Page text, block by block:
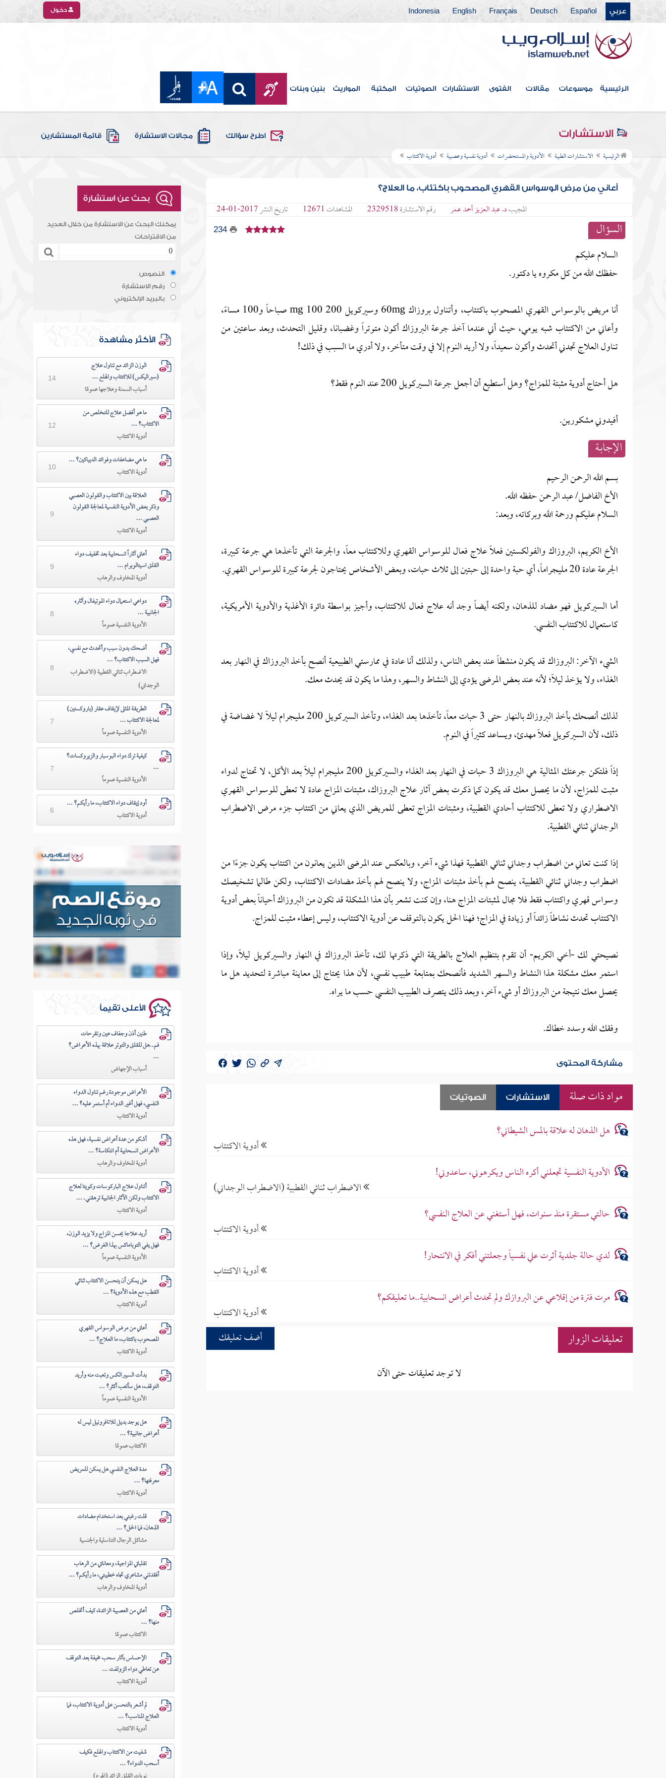
عربي Español
Deutsch
Français
English
Indonesia دخول
الرئيسية موسوعات مقالات الفتوى الاستشارات الصوتيات المكتبة المواريث بنين وبنات
الاستشارات اطرح سؤالك مجالات الاستشارة قائمة المستشارين
الرئيسية الاستشارات الطبية الأدوية والمستحضرات أدوية نفسية وعصبية أدوية الاكتئاب
أعاني من مرض الوسواس القهري المصحوب باكتئاب، ما العلاج؟
المجيبد. عبد العزيز أحمد عمر رقم الاستشارة2329518 المشاهدات12671 تاريخ النشر2017-01-24
السؤال 234
السلام عليكم
حفظك الله من كل مكروه يا دكتور.
أنا مريض بالوسواس القهري المصحوب باكتئاب، وأتناول بروزاك 60mg وسيركويل 200 mg 100 صباحاً و100 مساءً،
وأعاني من الاكتئاب شبه يومي، حيث أني عندما آخذ جرعة البروزاك أكون متوتراً وغضبانا، وقليل التحدث، وبعد ساعتين من
تناول العلاج تجدني أتحدث وأكون سعيداً، ولا أريد النوم إلا في وقت متأخر، ولا أدري ما السبب في ذلك!
هل أحتاج أدوية مثبتة للمزاج؟ وهل أستطيع أن أجعل جرعة السيركويل 200 عند النوم فقط؟
أفيدوني مشكورين.
الإجابــة
بسم الله الرحمن الرحيم
الأخ الفاضل/ عبد الرحمن حفظه الله.
السلام عليكم ورحمة الله وبركاته، وبعد:
الأخ الكريم، البروزاك والفولكستين فعلاً علاج فعال للوسواس القهري وللاكتئاب معاً، والجرعة التي تأخذها هي جرعة كبيرة،
الجرعة عادة 20 مليجراماً، أي حبة واحدة إلى حبتين إلى ثلاث حبات، وبعض الأشخاص يحتاجون لجرعة كبيرة للوسواس القهري.
أما السيركويل فهو مضاد للذهان، ولكنه أيضاً وجد أنه علاج فعال للاكتئاب، وأجيز بواسطة دائرة الأغذية والأدوية الأمريكية،
كاستعمال للاكتئاب النفسي.
الشيء الآخر: البروزاك قد يكون منشطاً عند بعض الناس، ولذلك أنا عادة في ممارستي الطبيعية أنصح بأخذ البروزاك في النهار بعد
الغذاء، ولا يؤخذ ليلاً؛ لأنه عند بعض المرضى يؤدي إلى النشاط والسهر، وهذا ما يكون قد يحدث معك.
لذلك أنصحك بأخذ البروزاك بالنهار حتى 3 حبات معاً، تأخذها بعد الغذاء، وتأخذ السيركويل 200 مليجرام ليلاً لا غضاضة في
ذلك، لأن السيركويل فعلاً مهدئ، ويساعد كثيراً في النوم.
إذاً فلتكن جرعتك المثالية هي البروزاك 3 حبات في النهار بعد الغذاء والسيركويل 200 مليجرام ليلاً بعد الأكل، لا تحتاج لدواء
مثبت للمزاج، لأن ما يحصل معك قد يكون كما ذكرت بعض آثار علاج البروزاك، مثبتات المزاج عادة لا تعطى للوسواس القهري
الاضطراري ولا تعطى للاكتئاب أحادي القطبية، ومثبتات المزاج تعطى للمريض الذي يعاني من اكتئاب جزء مرض الاضطراب
الوجداني ثنائي القطبية.
إذا كنت تعاني من اضطراب وجداني ثنائي القطبية فهذا شيء آخر، وبالعكس عند المرضى الذين يعانون من اكتئاب يكون جزءًا من
اضطراب وجداني ثنائي القطبية، ينصح لهم بأخذ مثبتات المزاج، ولا ينصح لهم بأخذ مضادات الاكتئاب، ولكن طالما تشخيصك
وسواس قهري واكتئاب فقط فلا مجال لمثبتات المزاج هنا، وإن كنت تشعر بأن هذا المشكلة قد تكون من البروزاك أحياناً بعض أدوية
الاكتئاب تحدث نشاطاً زائداً أو زيادة في المزاج؛ فهنا الحل يكون بالتوقف عن أدوية الاكتئاب، وليس إعطاء مثبت للمزاج.
نصيحتي لك -أخي الكريم- أن تقوم بتنظيم العلاج بالطريقة التي ذكرتها لك، تأخذ البروزاك في النهار والسيركويل ليلاً، وإذا
استمر معك مشكلة هذا النشاط والسهر الشديد فأنصحك بمتابعة طبيب نفسي، لأن هذا يحتاج إلى معاينة مباشرة لتحديد هل ما
يحصل معك نتيجة من البروزاك أو شيء آخر، وبعد ذلك يتصرف الطبيب النفسي حسب ما يراه.
وفقك الله وسدد خطاك.
مشاركة المحتوى
مواد ذات صلة الاستشارات الصوتيات
هل الذهان له علاقة بالمس الشيطاني؟
أدوية الاكتئاب
الأدوية النفسية تجعلني أكره الناس ويكرهوني، ساعدوني!
الاضطراب ثنائي القطبية (الاضطراب الوجداني)
حالتي مستقرة منذ سنوات، فهل أستغني عن العلاج النفسي؟
أدوية الاكتئاب
لدي حالة جلدية أثرت علي نفسياً وجعلتني أفكر في الانتحار!
أدوية الاكتئاب
مرت فترة من إقلاعي عن البروازك ولم تحدث أعراض انسحابية..ما تعليقكم؟
أدوية الاكتئاب
تعليقات الزوار
أضف تعليقك
لا توجد تعليقات حتى الآن
بحث عن استشارة
يمكنك البحث عن الاستشارة من خلال العديد
من الاقتراحات
النصوص
رقم الاستشارة
بالبريد الإلكتروني
الأكثر مشاهدة
الوزن الزائد مع تناول علاج
(سبراليكس) للاكتئاب والهلع ...
أسباب السمنة وعلاجها عمومًا
14
ما هو أفضل علاج للتخلص من
الاكتئاب؟ ...
أدوية الاكتئاب
12
ما هي مضاعفات وفوائد الديباكين؟ ...
أدوية الاكتئاب
10
العلاقة بين الاكتئاب والقولون العصبي
وذكر بعض الأدوية النفسية لمعالجة القولون
العصبي ...
أدوية الاكتئاب
9
أعاني آثاراً انسحابية بعد تخفيف دواء
القلق اسيتالوبرام ...
أدوية المخاوف والرهاب
9
دواعي استعمال دواء الموتيفال وآثاره
الجانبية ...
الأدوية النفسية عموماً
8
أضحك بدون سبب وأتحدث مع نفسي،
فهل السبب الاكتئاب؟ ...
الاضطراب ثنائي القطبية (الاضطراب
الوجداني)
8
الطريقة المثلى لإيقاف عقار (باروكستين)
لمعالجة الاكتئاب ...
الأدوية النفسية عموماً
7
كيفية ترك دواء البوسبار والزيروكسات؟
...
الأدوية النفسية عموماً
7
أود إيقاف دواء الاكتئاب، ما رأيكم؟ ...
أدوية الاكتئاب
6
الأعلى تقيماً
طنين أذن وجفاف عين وتقرحات
فم..هل للقلق والتوتر علاقة بهذه الأعراض؟
...
أسباب الإجهاض
الأعراض موجودة رغم تناول الدواء
النفسي، فهل أغير الدواء أم أستمر عليه؟ ...
أدوية الاكتئاب
أشكو من عدة أعراض نفسية، فهل هذه
الأعراض انسحابية أم انتكاسة؟ ...
أدوية المخاوف والرهاب
أتناول علاج الباركوسات وكويتا لعلاج
الاكتئاب ولكن الآثار الجانبية ترهقني. ...
أدوية الاكتئاب
أريد علاجا يحسن المزاج ولا يزيد الوزن،
فهل يفي التوباماكس بهذا الغرض؟ ...
الأدوية النفسية عموماً
هل يمكن أن يتحسن الاكتئاب ثنائي
القطب مع هذه الأدوية؟ ...
أدوية الاكتئاب
أعاني من مرض الوسواس القهري
المصحوب باكتئاب، ما العلاج؟ ...
أدوية الاكتئاب
بدأت السيبرالكس وتعبت منه وأريد
التوقف، هل سأتعب أكثر؟ ...
الأدوية النفسية عموماً
هل يوجد بديل للانافرونيل ليس له
أعراض جانبية؟ ...
الاكتئاب عمومًا
مدة العلاج النفسي هل يمكن للمريض
معرفتها؟ ...
أدوية الاكتئاب
قلت رغبتي بعد استخدام مضادات
الذهان، فما الحل؟ ...
مشاكل الرجال التناسلية والجنسية
تقلباتي المزاجية، ومعاناتي من الرهاب
أفقدتني مشاعري تجاه خطيبتي، ما رأيكم؟ ...
أدوية المخاوف والرهاب
أعاني من العصبية الزائدة، كيف أتخلص
منها؟ ...
الاكتئاب عمومًا
الإحساس بآثار سحب مخيفة بعد التوقف
عن تعاطي دواء الزولفت ...
أدوية الاكتئاب
لم أشعر بالتحسن على أدوية الاكتئاب، فما
العلاج المناسب؟ ...
أدوية الاكتئاب
شفيت من الاكتئاب والهلع فكيف
أسحب الدواء؟ ...